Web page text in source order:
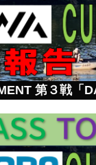
第３戦「